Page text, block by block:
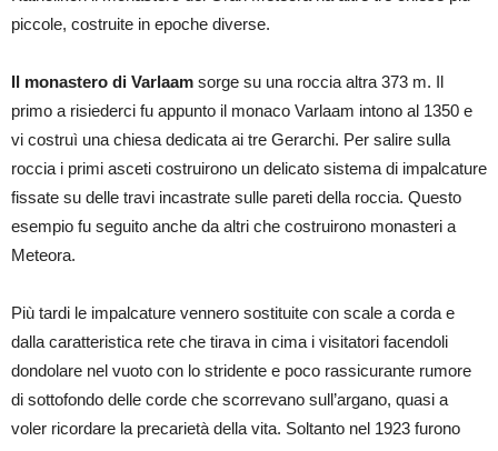
piccole, costruite in epoche diverse.
Il monastero di Varlaam sorge su una roccia altra 373 m. Il
primo a risiederci fu appunto il monaco Varlaam intono al 1350 e
vi costruì una chiesa dedicata ai tre Gerarchi. Per salire sulla
roccia i primi asceti costruirono un delicato sistema di impalcature
fissate su delle travi incastrate sulle pareti della roccia. Questo
esempio fu seguito anche da altri che costruirono monasteri a
Meteora.
Più tardi le impalcature vennero sostituite con scale a corda e
dalla caratteristica rete che tirava in cima i visitatori facendoli
dondolare nel vuoto con lo stridente e poco rassicurante rumore
di sottofondo delle corde che scorrevano sull’argano, quasi a
voler ricordare la precarietà della vita. Soltanto nel 1923 furono